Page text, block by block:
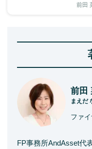
前田
前田
まえだ
ファ
FP事務所AndAsset代